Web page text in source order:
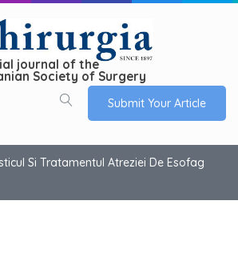
journal of the
Society of Surgery
Submit Your Article
Si Tratamentul Atreziei De Esofag